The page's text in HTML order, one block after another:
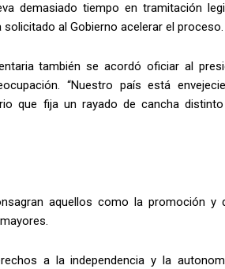
demasiado tiempo en tramitación
al Gobierno acelerar el proceso.
también se acordó oficiar al
“Nuestro país está
que fija un rayado de cancha
aquellos como la promoción y
a la independencia y la